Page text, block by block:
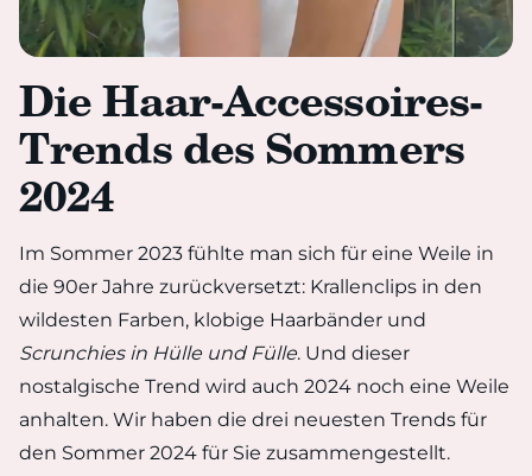
Die Haar-Accessoires-
Trends des Sommers
2024
Im Sommer 2023 fühlte man sich für eine Weile in
die 90er Jahre zurückversetzt: Krallenclips in den
wildesten Farben, klobige Haarbänder und
Scrunchies in Hülle und Fülle. Und dieser
nostalgische Trend wird auch 2024 noch eine Weile
anhalten. Wir haben die drei neuesten Trends für
den Sommer 2024 für Sie zusammengestellt.